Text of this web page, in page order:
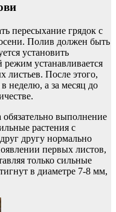
пересыхание грядок с
Полив должен быть
установить
режим устанавливается
листьев. После этого,
неделю, а за месяц до
выполнение
растения с
другу нормально
первых листов,
только сильные
в диаметре 7-8 мм,